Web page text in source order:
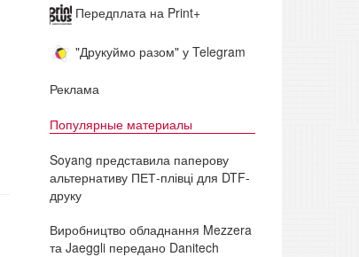
Передплата на Print+
"Друкуймо разом" у Telegram
Реклама
Популярные материалы
Soyang представила паперову
альтернативу ПЕТ-плівці для DTF-
друку
Виробництво обладнання Mezzera
та Jaeggli передано Danitech